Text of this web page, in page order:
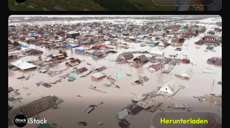
iStock Herunterladen